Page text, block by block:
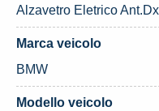
Alzavetro Eletrico
Marca veicolo
BMW
Modello veicolo